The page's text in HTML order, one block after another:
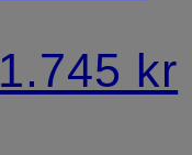
1.745 kr